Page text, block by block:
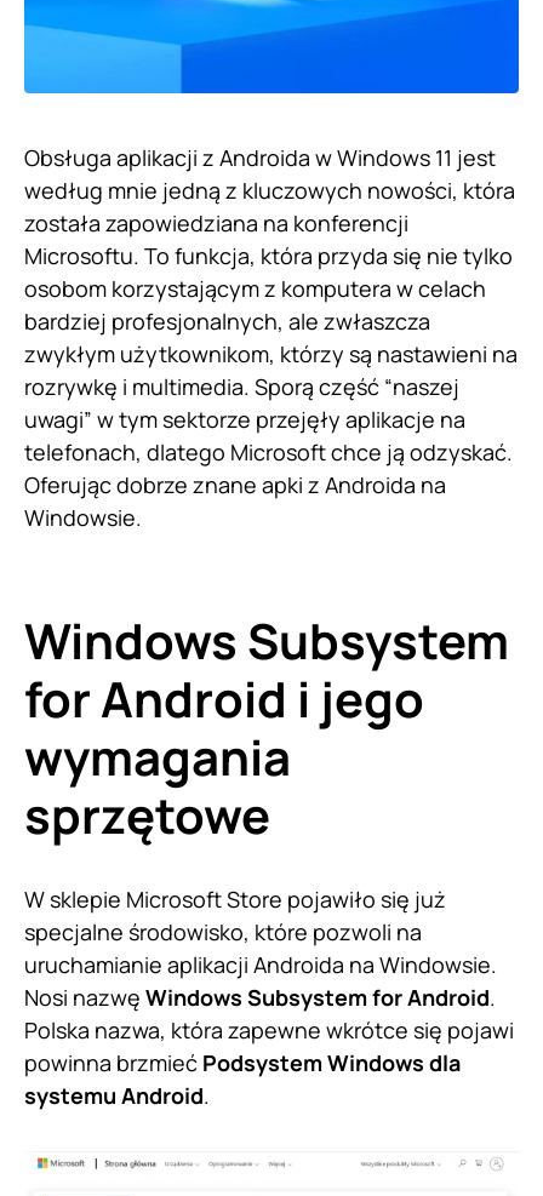
Obsługa aplikacji z Androida w Windows 11 jest
według mnie jedną z kluczowych nowości, która
została zapowiedziana na konferencji
Microsoftu. To funkcja, która przyda się nie tylko
osobom korzystającym z komputera w celach
bardziej profesjonalnych, ale zwłaszcza
zwykłym użytkownikom, którzy są nastawieni na
rozrywkę i multimedia. Sporą część “naszej
uwagi” w tym sektorze przejęły aplikacje na
telefonach, dlatego Microsoft chce ją odzyskać.
Oferując dobrze znane apki z Androida na
Windowsie.
Windows Subsystem
for Android i jego
wymagania
sprzętowe
W sklepie Microsoft Store pojawiło się już
specjalne środowisko, które pozwoli na
uruchamianie aplikacji Androida na Windowsie.
Nosi nazwę Windows Subsystem for Android.
Polska nazwa, która zapewne wkrótce się pojawi
powinna brzmieć Podsystem Windows dla
systemu Android.